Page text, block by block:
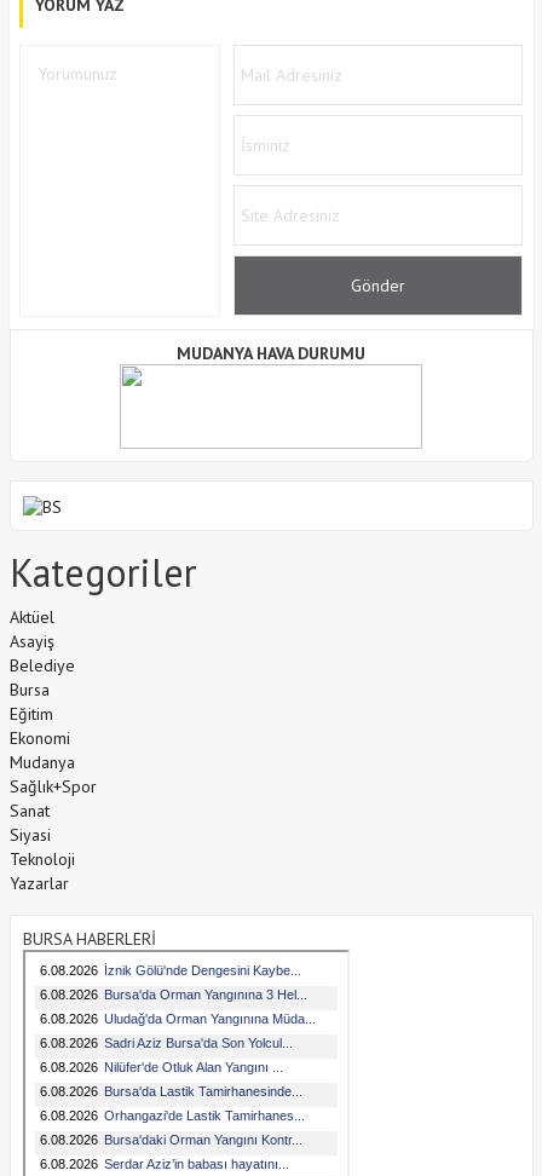
YORUM YAZ
MUDANYA HAVA DURUMU
Kategoriler
Aktüel
Asayiş
Belediye
Bursa
Eğitim
Ekonomi
Mudanya
Sağlık+Spor
Sanat
Siyasi
Teknoloji
Yazarlar
BURSA HABERLERİ